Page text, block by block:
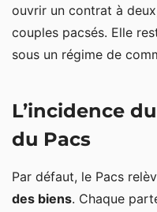
ouvrir un contrat à
couples pacsés. Elle
sous un régime de
L’incidence
du Pacs
Par défaut, le Pacs
des biens. Chaque